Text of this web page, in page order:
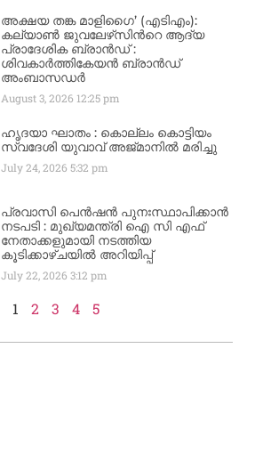
അക്ഷയ തങ്ക മാളിഗൈ’ (എടിഎം):
കല്യാണ്‍ ജുവലേഴ്‌സിന്‍റെ ആദ്യ
പ്രാദേശിക ബ്രാന്‍ഡ് :
ശിവകാര്‍ത്തികേയന്‍ ബ്രാന്‍ഡ്
അംബാസഡര്‍
August 3, 2026 12:25 pm
ഹൃദയാ ഘാതം : കൊല്ലം കൊട്ടിയം
സ്വദേശി യുവാവ് അജ്മാനിൽ മരിച്ചു
July 24, 20265:32 pm
പ്രവാസി പെൻഷൻ പുനഃസ്ഥാപിക്കാൻ
നടപടി : മുഖ്യമന്ത്രി ഐ സി എഫ്
നേതാക്കളുമായി നടത്തിയ
കൂടിക്കാഴ്ചയിൽ അറിയിപ്പ്
July 22, 20263:12 pm
1 2 3 4 5